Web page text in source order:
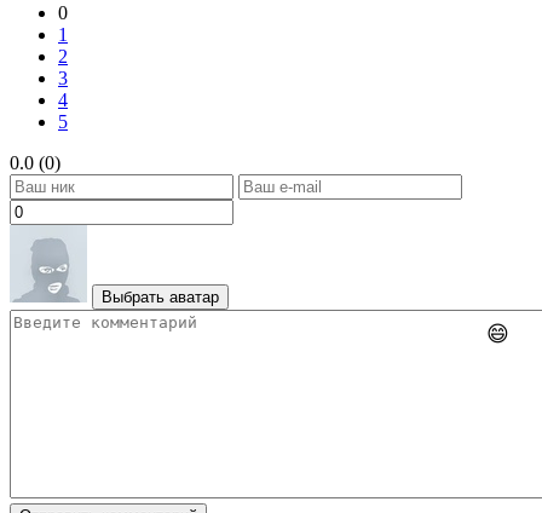
0
1
2
3
4
5
0.0 (0)
Выбрать аватар
😄